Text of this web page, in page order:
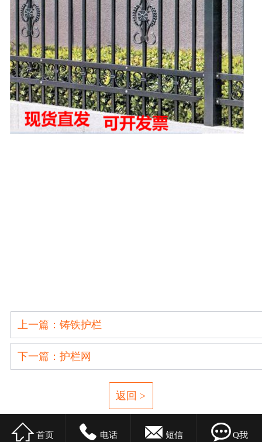
上一篇：铸铁护栏
下一篇：护栏网
返回 >
首页  电话  短信  Q我